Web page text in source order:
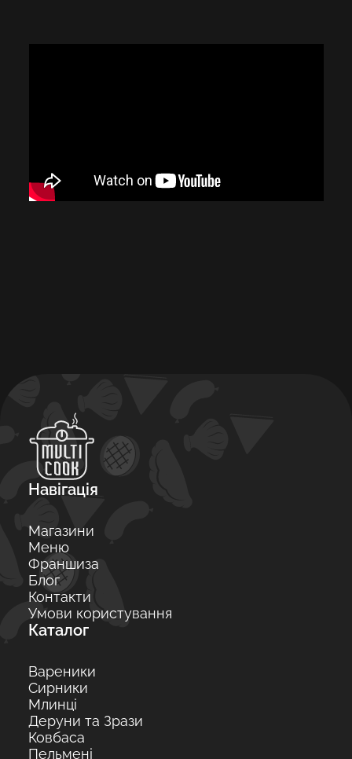
Навігація
Магазини
Меню
Франшиза
Блог
Контакти
Умови користування
Каталог
Вареники
Сирники
Млинці
Деруни та Зрази
Ковбаса
Пельмені